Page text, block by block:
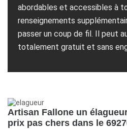
abordables et accessibles à
renseignements
passer un coup de fil. Il peut
totalement gratuit et sans
Artisan Fallone un
prix pas chers dans le